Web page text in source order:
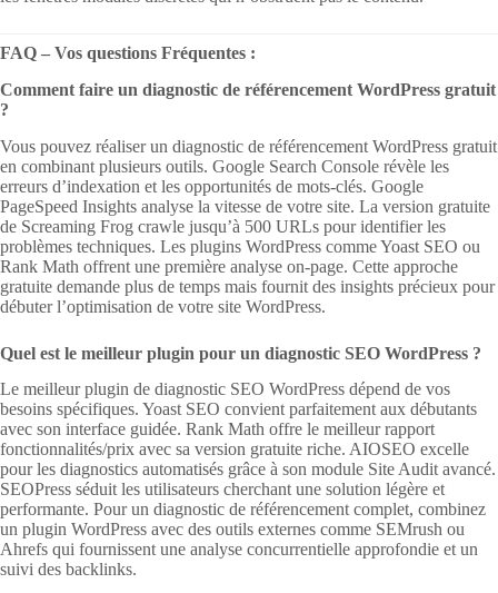
FAQ – Vos questions Fréquentes :
Comment faire un diagnostic de référencement WordPress gratuit
?
Vous pouvez réaliser un diagnostic de référencement WordPress gratuit
en combinant plusieurs outils. Google Search Console révèle les
erreurs d’indexation et les opportunités de mots-clés. Google
PageSpeed Insights analyse la vitesse de votre site. La version gratuite
de Screaming Frog crawle jusqu’à 500 URLs pour identifier les
problèmes techniques. Les plugins WordPress comme Yoast SEO ou
Rank Math offrent une première analyse on-page. Cette approche
gratuite demande plus de temps mais fournit des insights précieux pour
débuter l’optimisation de votre site WordPress.
Quel est le meilleur plugin pour un diagnostic SEO WordPress ?
Le meilleur plugin de diagnostic SEO WordPress dépend de vos
besoins spécifiques. Yoast SEO convient parfaitement aux débutants
avec son interface guidée. Rank Math offre le meilleur rapport
fonctionnalités/prix avec sa version gratuite riche. AIOSEO excelle
pour les diagnostics automatisés grâce à son module Site Audit avancé.
SEOPress séduit les utilisateurs cherchant une solution légère et
performante. Pour un diagnostic de référencement complet, combinez
un plugin WordPress avec des outils externes comme SEMrush ou
Ahrefs qui fournissent une analyse concurrentielle approfondie et un
suivi des backlinks.